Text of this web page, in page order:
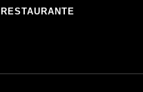
RESTAURANTE